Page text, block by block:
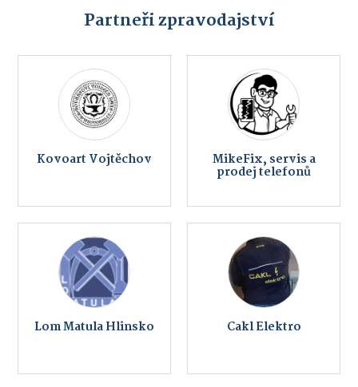
Partneři zpravodajství
Kovoart Vojtěchov MikeFix, servis a
prodej telefonů
Lom Matula Hlinsko Cakl Elektro